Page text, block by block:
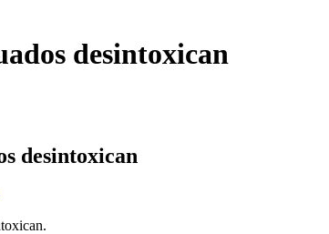
desintoxican
desintoxican